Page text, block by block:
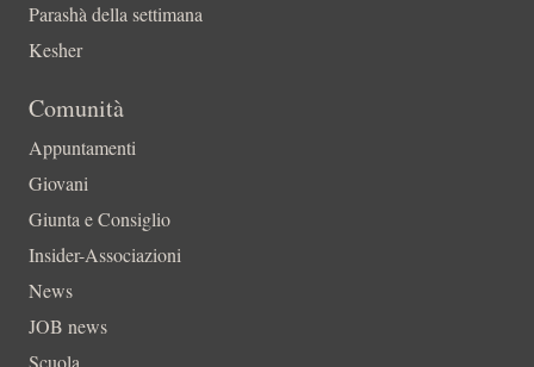
Parashà della settimana
Kesher
Comunità
Appuntamenti
Giovani
Giunta e Consiglio
Insider-Associazioni
News
JOB news
Scuola